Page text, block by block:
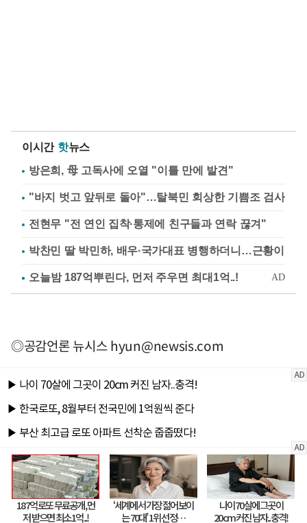
이시간 핫뉴스
방은희, 母 고독사에 오열 "이틀 만에 발견"
"바지 벗고 앞뒤로 돌아"…탈북민 회상한 기쁨조 검사
전현무 "전 연인 집착·통제에 친구들과 연락 끊겨"
박찬민 딸 박민하, 배우·국가대표 병행하더니…근황이
◎공감언론 뉴시스hyun@newsis.com